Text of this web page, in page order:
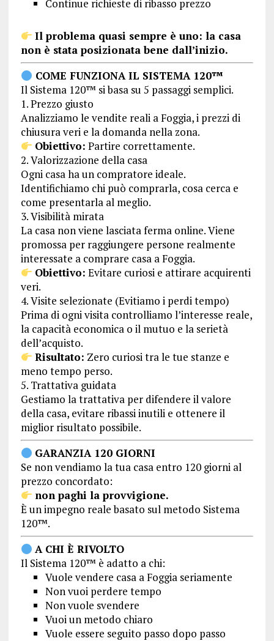
Continue richieste di ribasso prezzo
Il problema quasi sempre è uno: la casa
non è stata posizionata bene dall’inizio.
COME FUNZIONA IL SISTEMA 120™
Il Sistema 120™ si basa su 5 passaggi semplici.
1. Prezzo giusto
Analizziamo le vendite reali a Foggia, i prezzi di
chiusura veri e la domanda nella zona.
Obiettivo: Partire correttamente.
2. Valorizzazione della casa
Ogni casa ha un compratore ideale.
Identifichiamo chi può comprarla, cosa cerca e
come presentarla al meglio.
3. Visibilità mirata
La casa non viene lasciata ferma online. Viene
promossa per raggiungere persone realmente
interessate a comprare casa a Foggia.
Obiettivo: Evitare curiosi e attirare acquirenti
veri.
4. Visite selezionate (Evitiamo i perdi tempo)
Prima di ogni visita controlliamo l’interesse reale,
la capacità economica o il mutuo e la serietà
dell’acquisto.
Risultato: Zero curiosi tra le tue stanze e
meno tempo perso.
5. Trattativa guidata
Gestiamo la trattativa per difendere il valore
della casa, evitare ribassi inutili e ottenere il
miglior risultato possibile.
GARANZIA 120 GIORNI
Se non vendiamo la tua casa entro 120 giorni al
prezzo concordato:
non paghi la provvigione.
È un impegno reale basato sul metodo Sistema
120™.
A CHI È RIVOLTO
Il Sistema 120™ è adatto a chi:
Vuole vendere casa a Foggia seriamente
Non vuoi perdere tempo
Non vuole svendere
Vuoi un metodo chiaro
Vuole essere seguito passo dopo passo